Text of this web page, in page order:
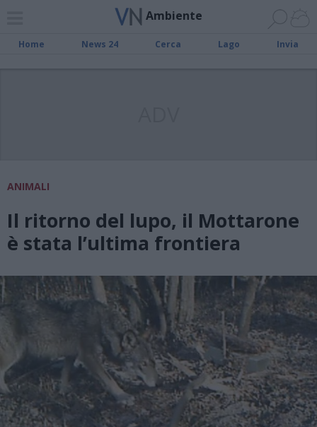
Ambiente
Home News 24 Cerca Lago Invia
ANIMALI
Il ritorno del lupo, il Mottarone
è stata l’ultima frontiera